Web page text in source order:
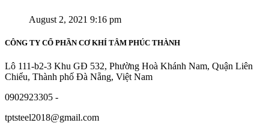
August 2, 2021 9:16 pm
CÔNG TY CỔ PHẦN CƠ KHÍ TÂM PHÚC THÀNH
Lô 111-b2-3 Khu GĐ 532, Phường Hoà Khánh Nam, Quận Liên
Chiểu, Thành phố Đà Nẵng, Việt Nam
0902923305 -
tptsteel2018@gmail.com